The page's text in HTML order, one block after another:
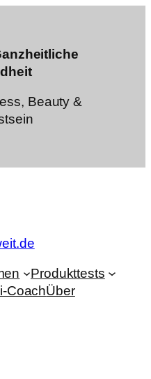
Beauty &
Produkttests
CoachÜber